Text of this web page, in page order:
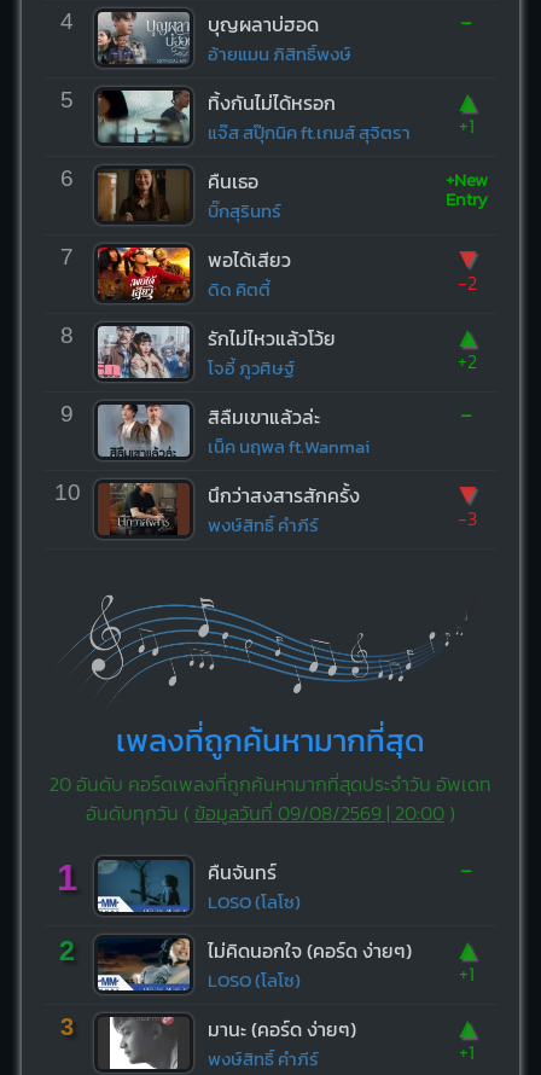
4 บุญผลาบ่ฮอด
อ้ายแมน ภิสิทธิ์พงษ์
-
5 ทิ้งกันไม่ได้หรอก
แจ๊ส สปุ๊กนิค ft.เกมส์ สุจิตรา
▲
+1
6 คืนเธอ
บิ๊กสุรินทร์
+New
Entry
7 พอได้เสียว
ดิด คิตตี้
▼
-2
8 รักไม่ไหวแล้วโว้ย
โจอี้ ภูวศิษฐ์
▲
+2
9 สิลืมเขาแล้วล่ะ
เน็ค นฤพล ft.Wanmai
-
10 นึกว่าสงสารสักครั้ง
พงษ์สิทธิ์ คำภีร์
▼
-3
เพลงที่ถูกค้นหามากที่สุด
20 อันดับ คอร์ดเพลงที่ถูกค้นหามากที่สุดประจำวัน อัพเดท
อันดับทุกวัน ( ข้อมูลวันที่ 09/08/2569 | 20:00)
1 คืนจันทร์
LOSO (โลโซ)
-
2 ไม่คิดนอกใจ (คอร์ด ง่ายๆ)
LOSO (โลโซ)
▲
+1
3 มานะ (คอร์ด ง่ายๆ)
พงษ์สิทธิ์ คำภีร์
▲
+1